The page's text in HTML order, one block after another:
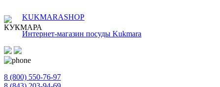
KUKMARASHOP
Интернет-магазин посуды Kukmara
8 (800) 550-76-97